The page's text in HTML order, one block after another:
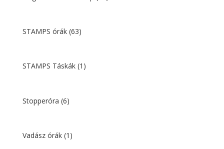
STAMPS órák (63)
STAMPS Táskák (1)
Stopperóra (6)
Vadász órák (1)